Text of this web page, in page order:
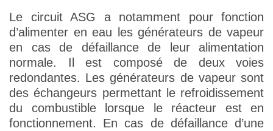
Le circuit ASG a notamment pour fonction
d’alimenter en eau les générateurs de vapeur
en cas de défaillance de leur alimentation
normale. Il est composé de deux voies
redondantes. Les générateurs de vapeur sont
des échangeurs permettant le refroidissement
du combustible lorsque le réacteur est en
fonctionnement. En cas de défaillance d’une